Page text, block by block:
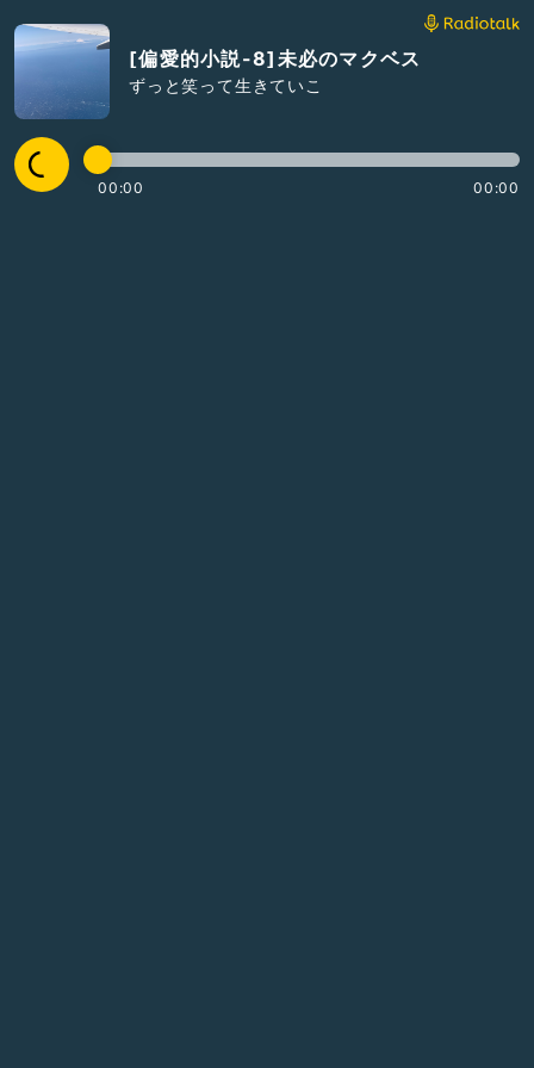
[偏愛的小説-8]未必のマクベス
ずっと笑って生きていこ
00:00 00:00